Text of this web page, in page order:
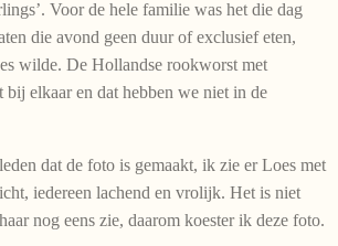
Voor de hele familie was het die dag
die avond geen duur of exclusief eten,
wilde. De Hollandse rookworst met
bij elkaar en dat hebben we niet in de
dat de foto is gemaakt, ik zie er Loes met
iedereen lachend en vrolijk. Het is niet
nog eens zie, daarom koester ik deze foto.